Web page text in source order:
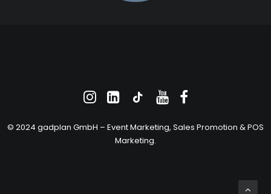
© 2024 gadplan GmbH – Event Marketing, Sales Promotion &POS
Marketing.